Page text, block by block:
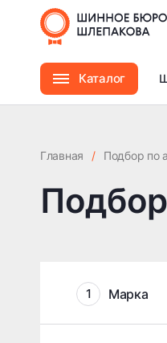
Каталог
Автомасла
Главная / Подбор по
1 Марка